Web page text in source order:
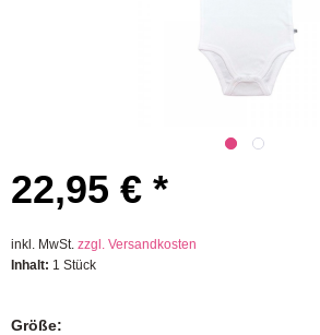
22,95 € *
inkl. MwSt. zzgl. Versandkosten
Inhalt: 1 Stück
Größe: